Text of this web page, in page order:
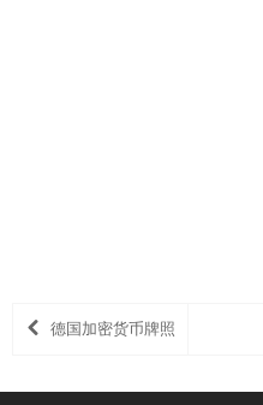
德国加密货币牌照